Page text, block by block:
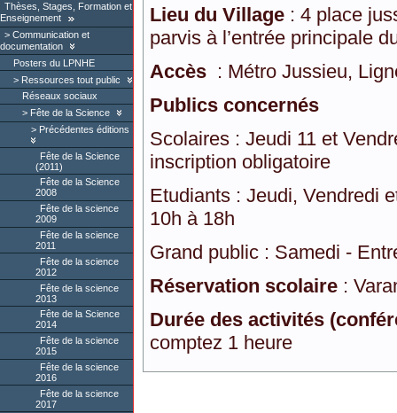
Thèses, Stages, Formation et
Enseignement
Communication et
documentation
Posters du LPNHE
Ressources tout public
Réseaux sociaux
Fête de la Science
Précédentes éditions
Fête de la Science
(2011)
Fête de la Science
2008
Fête de la science
2009
Fête de la science
2011
Fête de la science
2012
Fête de la science
2013
Fête de la Science
2014
Fête de la science
2015
Fête de la science
2016
Fête de la science
2017
Lieu du Village : 4 place
parvis à l’entrée principale
Accès : Métro Jussieu,
Publics concernés
Scolaires : Jeudi 11 et
inscription obligatoire
Etudiants : Jeudi, Vendredi
10h à 18h
Grand public : Samedi -
Réservation scolaire :
Durée des activités
comptez 1 heure